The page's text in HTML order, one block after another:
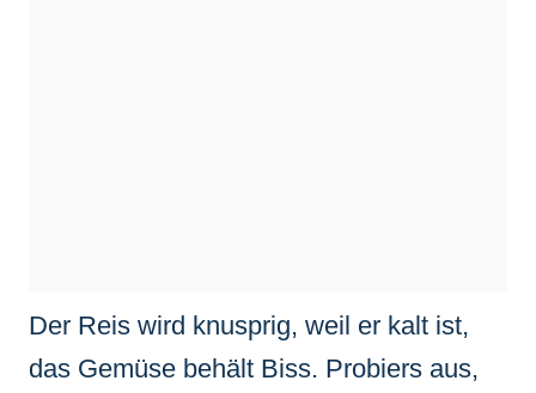
Der Reis wird knusprig, weil er kalt ist,
das Gemüse behält Biss. Probiers aus,